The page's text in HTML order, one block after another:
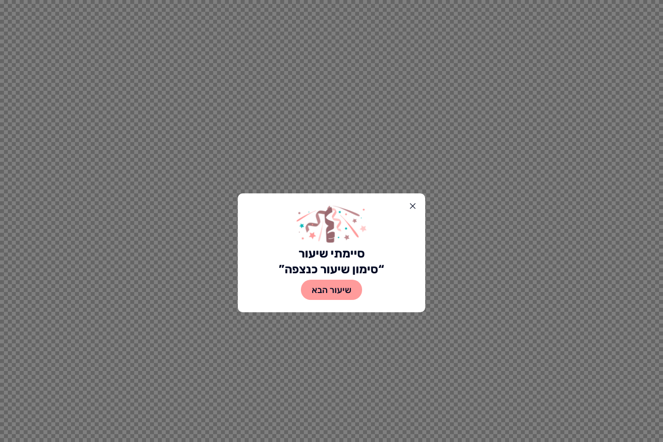
סיימתי שיעור
“סימון שיעור כנצפה”
שיעור הבא